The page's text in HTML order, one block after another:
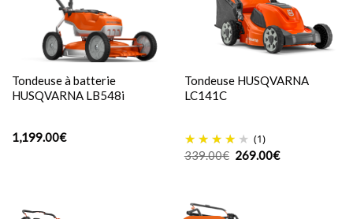
Tondeuse à batterie
HUSQVARNA LB548i
1,199.00€
Tondeuse HUSQVARNA
LC141C
(1)
339.00€ Le
prix
269.00€Le
prix